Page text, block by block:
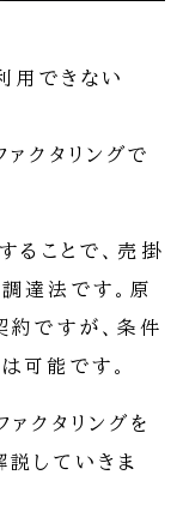
用できない
クタリングで
ることで、売掛
達法です。原
約ですが、条件
可能です。
クタリングを
していきま